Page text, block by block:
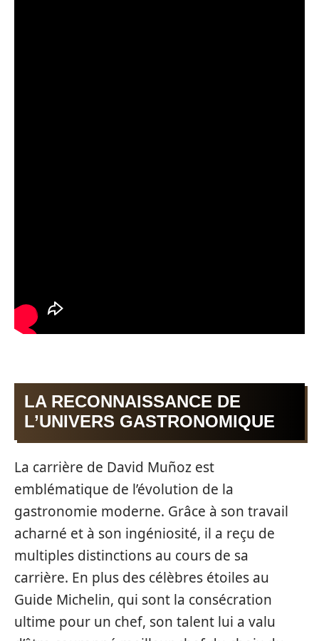
LA RECONNAISSANCE DE
L’UNIVERS GASTRONOMIQUE
La carrière de David Muñoz est
emblématique de l’évolution de la
gastronomie moderne. Grâce à son travail
acharné et à son ingéniosité, il a reçu de
multiples distinctions au cours de sa
carrière. En plus des célèbres étoiles au
Guide Michelin, qui sont la consécration
ultime pour un chef, son talent lui a valu